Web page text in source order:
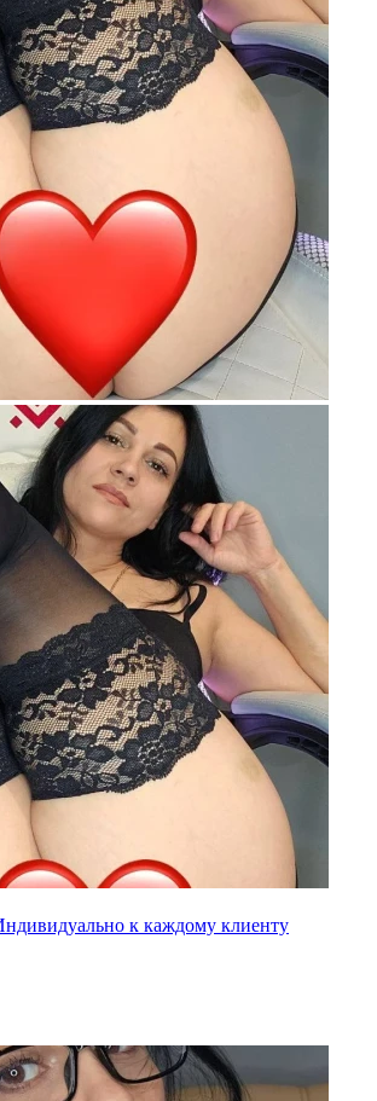
к каждому клиенту